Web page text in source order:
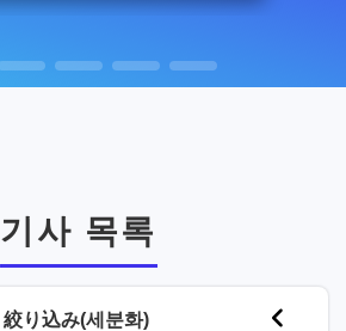
기사 목록
絞り込み(세분화)